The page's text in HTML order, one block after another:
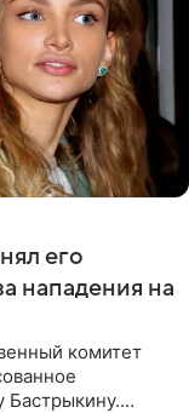
его
нападения на
комитет
Бастрыкину.